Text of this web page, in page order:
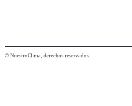
© NuestroClima, derechos reservados.